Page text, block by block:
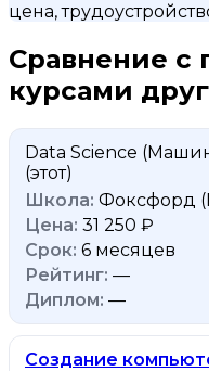
цена,
Сравнение с
курсами
Data Science
(этот)
Фоксфорд
31 250 ₽
6 месяцев
—
—
Создание